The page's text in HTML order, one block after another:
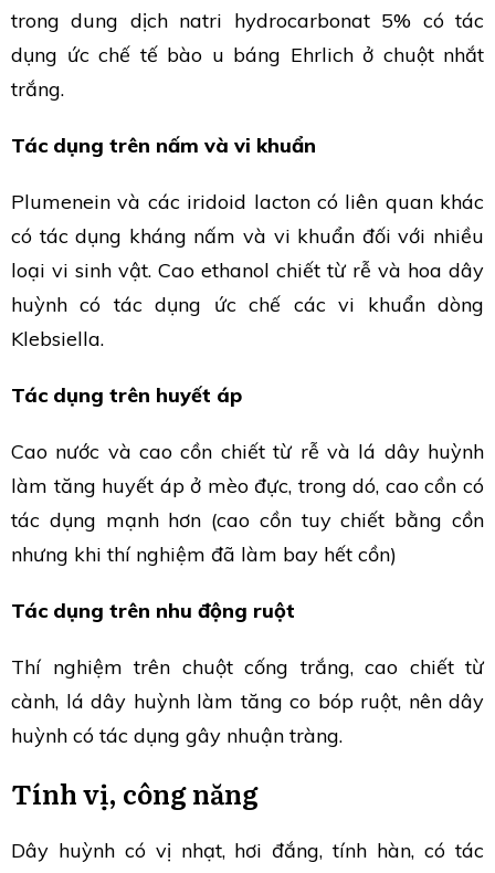
trong dung dịch natri hydrocarbonat 5% có tác
dụng ức chế tế bào u báng Ehrlich ở chuột nhắt
trắng.
Tác dụng trên nấm và vi khuẩn
Plumenein và các iridoid lacton có liên quan khác
có tác dụng kháng nấm và vi khuẩn đối với nhiều
loại vi sinh vật. Cao ethanol chiết từ rễ và hoa dây
huỳnh có tác dụng ức chế các vi khuẩn dòng
Klebsiella.
Tác dụng trên huyết áp
Cao nước và cao cồn chiết từ rễ và lá dây huỳnh
làm tăng huyết áp ở mèo đực, trong dó, cao cồn có
tác dụng mạnh hơn (cao cồn tuy chiết bằng cồn
nhưng khi thí nghiệm đã làm bay hết cồn)
Tác dụng trên nhu động ruột
Thí nghiệm trên chuột cống trắng, cao chiết từ
cành, lá dây huỳnh làm tăng co bóp ruột, nên dây
huỳnh có tác dụng gây nhuận tràng.
Tính vị, công năng
Dây huỳnh có vị nhạt, hơi đắng, tính hàn, có tác